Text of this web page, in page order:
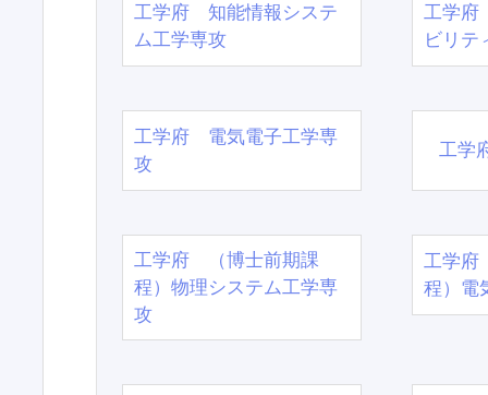
工学府 知能情報システ
ム工学専攻
工学府
ビリテ
工学府 電気電子工学専
攻
工学
工学府 （博士前期課
程）物理システム工学専
攻
工学
程）電